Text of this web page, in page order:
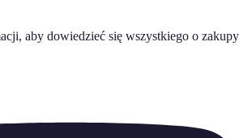
aby dowiedzieć się wszystkiego o zakupy